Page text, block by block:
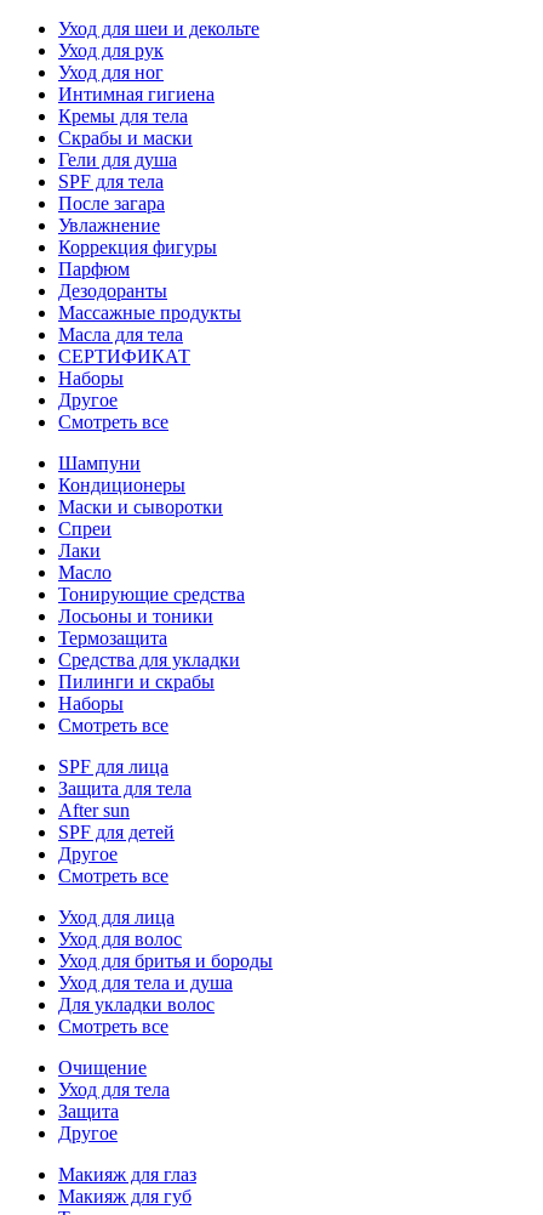
Уход для шеи и декольте
Уход для рук
Уход для ног
Интимная гигиена
Кремы для тела
Скрабы и маски
Гели для душа
SPF для тела
После загара
Увлажнение
Коррекция фигуры
Парфюм
Дезодоранты
Массажные продукты
Масла для тела
СЕРТИФИКАТ
Наборы
Другое
Смотреть все
Шампуни
Кондиционеры
Маски и сыворотки
Спреи
Лаки
Масло
Тонирующие средства
Лосьоны и тоники
Термозащита
Средства для укладки
Пилинги и скрабы
Наборы
Смотреть все
SPF для лица
Защита для тела
After sun
SPF для детей
Другое
Смотреть все
Уход для лица
Уход для волос
Уход для бритья и бороды
Уход для тела и душа
Для укладки волос
Смотреть все
Очищение
Уход для тела
Защита
Другое
Макияж для глаз
Макияж для губ